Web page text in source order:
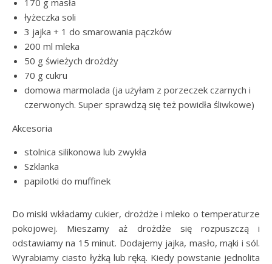
170 g masła
łyżeczka soli
3 jajka + 1 do smarowania pączków
200 ml mleka
50 g świeżych drożdży
70 g cukru
domowa marmolada (ja użyłam z porzeczek czarnych i
czerwonych. Super sprawdzą się też powidła śliwkowe)
Akcesoria
stolnica silikonowa lub zwykła
Szklanka
papilotki do muffinek
Do miski wkładamy cukier, drożdże i mleko o temperaturze
pokojowej. Mieszamy aż drożdże się rozpuszczą i
odstawiamy na 15 minut. Dodajemy jajka, masło, mąki i sól.
Wyrabiamy ciasto łyżką lub ręką. Kiedy powstanie jednolita